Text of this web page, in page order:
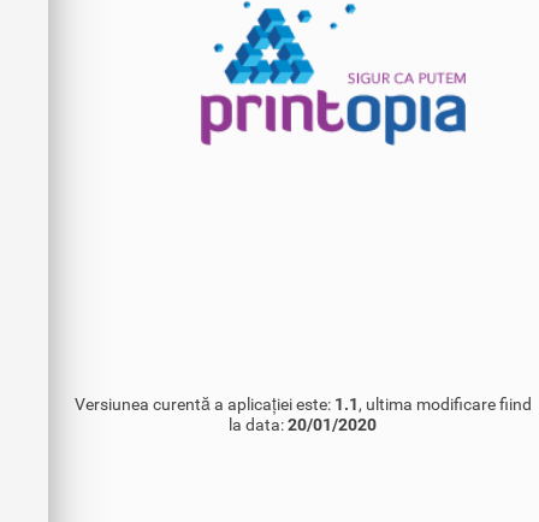
Versiunea curentă a aplicației este: 1.1, ultima modificare fiind
la data:20/01/2020